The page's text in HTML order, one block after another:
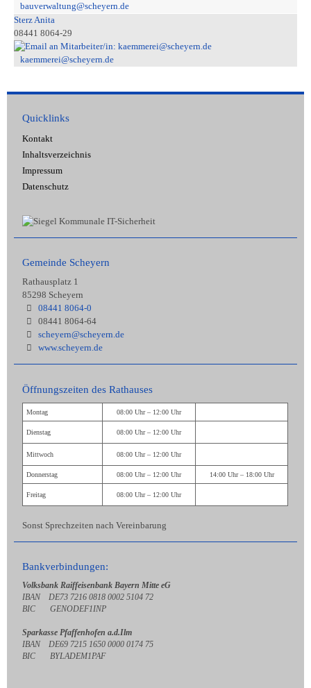
bauverwaltung@scheyern.de
Sterz Anita
08441 8064-29
kaemmerei@scheyern.de
Quicklinks
Kontakt
Inhaltsverzeichnis
Impressum
Datenschutz
Gemeinde Scheyern
Rathausplatz 1
85298 Scheyern
08441 8064-0
08441 8064-64
scheyern@scheyern.de
www.scheyern.de
Öffnungszeiten des Rathauses
Montag 08:00 Uhr – 12:00 Uhr
Dienstag 08:00 Uhr – 12:00 Uhr
Mittwoch 08:00 Uhr – 12:00 Uhr
Donnerstag 08:00 Uhr – 12:00 Uhr 14:00 Uhr – 18:00 Uhr
Freitag 08:00 Uhr – 12:00 Uhr
Sonst Sprechzeiten nach Vereinbarung
Bankverbindungen:
Volksbank Raiffeisenbank Bayern Mitte eG
IBAN DE73 7216 0818 0002 5104 72
BIC GENODEF1INP
Sparkasse Pfaffenhofen a.d.Ilm
IBAN DE69 7215 1650 0000 0174 75
BIC BYLADEM1PAF